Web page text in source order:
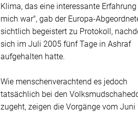
Klima, das eine interessante
mich war", gab der Europa-
sichtlich begeistert zu Protokoll,
sich im Juli 2005 fünf Tage in Ashraf
aufgehalten hatte.
Wie menschenverachtend es jedoch
tatsächlich bei den
zugeht, zeigen die Vorgänge vom Juni